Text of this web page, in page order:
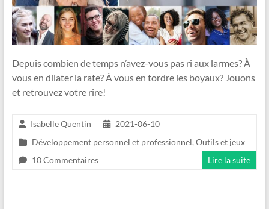
Depuis combien de temps n’avez-vous pas ri aux larmes? À
vous en dilater la rate? À vous en tordre les boyaux? Jouons
et retrouvez votre rire!
Isabelle Quentin
2021-06-10
Développement personnel et professionnel, Outils et jeux
10 Commentaires
Lire la suite